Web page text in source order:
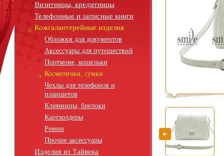
Визитницы, кредитницы
Телефонные и записные книги
Кожгалантерейные изделия
Обложки для документов
Аксессуары для путешествий
Портмоне, кошельки
Косметички, сумки
Чехлы для телефонов и
планшетов
Ключницы, брелоки
Картхолдеры
Ремни
Прочие аксессуары
Изделия из Тайвека